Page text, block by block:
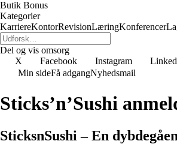
Butik Bonus
Kategorier
KarriereKontorRevisionLæringKonferencer
Del og vis omsorg
X
Facebook Instagram
Min sideFå adgangNyhedsmail
Sticks’n’Sushi
SticksnSushi – En